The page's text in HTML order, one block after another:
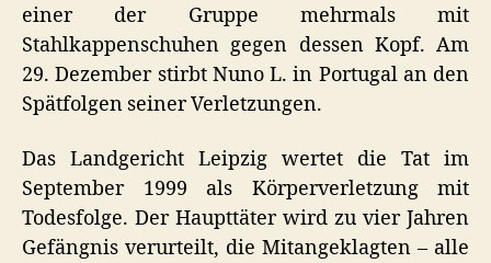
einer der Gruppe mehrmals mit
Stahlkappenschuhen gegen dessen Kopf. Am
29. Dezember stirbt Nuno L. in Portugal an den
Spätfolgen seiner Verletzungen.
Das Landgericht Leipzig wertet die Tat im
September 1999 als Körperverletzung mit
Todesfolge. Der Haupttäter wird zu vier Jahren
Gefängnis verurteilt, die Mitangeklagten – alle